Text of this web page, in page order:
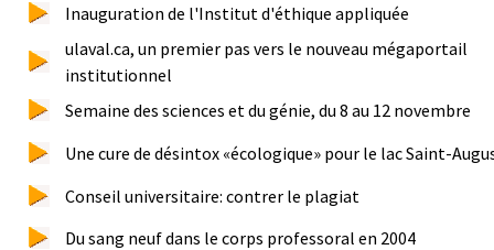
Inauguration de l'Institut d'éthique appliquée
ulaval.ca, un premier pas vers le nouveau mégaportail
institutionnel
Semaine des sciences et du génie, du 8 au 12 novembre
Une cure de désintox «écologique» pour le lac Saint-
Conseil universitaire: contrer le plagiat
Du sang neuf dans le corps professoral en 2004